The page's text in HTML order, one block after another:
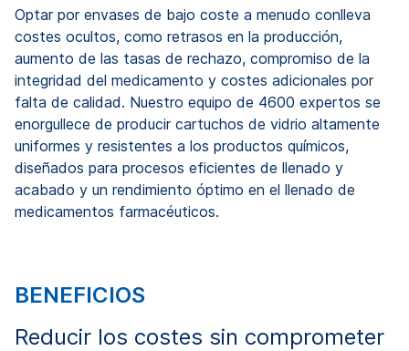
Optar por envases de bajo coste a menudo conlleva
costes ocultos, como retrasos en la producción,
aumento de las tasas de rechazo, compromiso de la
integridad del medicamento y costes adicionales por
falta de calidad. Nuestro equipo de 4600 expertos se
enorgullece de producir cartuchos de vidrio altamente
uniformes y resistentes a los productos químicos,
diseñados para procesos eficientes de llenado y
acabado y un rendimiento óptimo en el llenado de
medicamentos farmacéuticos.
BENEFICIOS
Reducir los costes sin comprometer